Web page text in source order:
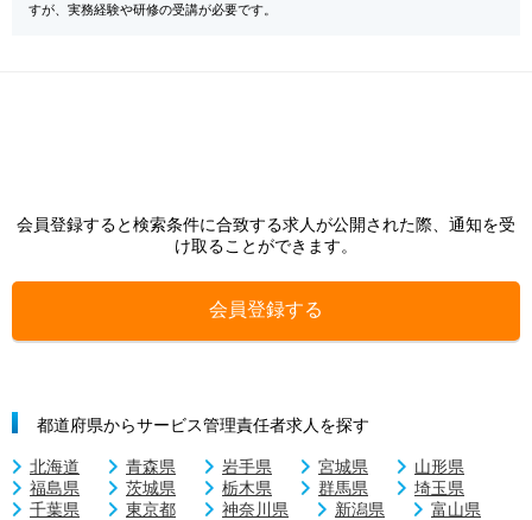
すが、実務経験や研修の受講が必要です。
会員登録すると検索条件に合致する求人が公開された際、通知を受
け取ることができます。
会員登録する
都道府県からサービス管理責任者求人を探す
北海道 青森県 岩手県 宮城県
山形県
福島県
茨城県 栃木県 群馬県
埼玉県
千葉県
東京都 神奈川県 新潟県
富山県